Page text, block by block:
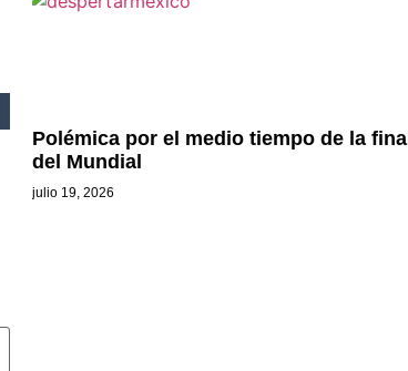
Polémica por el medio tiempo de la final
del Mundial
julio 19, 2026